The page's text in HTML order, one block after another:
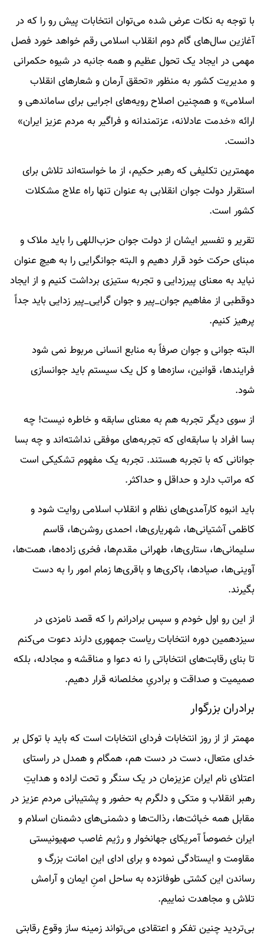
با توجه به نکات عرض شده می‌­توان انتخابات پیش رو را که در
آغازین سال­‌های گام دوم انقلاب اسلامی رقم خواهد خورد فصل
مهمی در ایجاد یک تحول عظیم و همه جانبه در شیوه حکمرانی
و مدیریت کشور به منظور «تحقق آرمان و شعارهای انقلاب
اسلامی» و همچنین اصلاح رویه­‌های اجرایی برای ساماندهی و
ارائه «خدمت عادلانه، عزتمندانه و فراگیر به مردم عزیز ایران»
دانست.
مهمترین تکلیفی که رهبر حکیم، از ما خواسته­‌اند تلاش برای
استقرار دولت جوان انقلابی به عنوان تنها راه علاج مشکلات
کشور است.
تقریر و تفسیر ایشان از دولت جوان حزب‌اللهی را باید ملاک و
مبنای حرکت خود قرار دهیم و البته جوانگرایی را به هیچ عنوان
نباید به معنای پیر­زدایی و تجربه ستیزی برداشت کنیم و از ایجاد
دوقطبی از مفاهیم جوان_پیر و جوان گرایی_پیر زدایی باید جداً
پرهیز کنیم.
البته جوانی و جوان صرفاً به منابع انسانی مربوط نمی شود
فرایندها، قوانین، سازه­‌ها و کل یک سیستم باید جوانسازی
شود.
از سوی دیگر تجربه هم به معنای سابقه و خاطره نیست! چه
بسا افراد با سابقه‌ای که تجربه‌های موفقی نداشته‌اند و چه بسا
جوانانی که با تجربه هستند. تجربه یک مفهوم تشکیکی است
که مراتب دارد و حداقل و حداکثر.
باید انبوه کارآمدی­‌های نظام و انقلاب اسلامی روایت شود و
کاظمی آشتیانی‌­ها، شهریاری­‌ها، احمدی روشن­‌ها، قاسم
سلیمانی‌­ها، ستاری‌­ها، طهرانی مقدم‌­ها، فخری زاده­‌ها، همت­‌ها،
آوینی‌­ها، صیادها، باکری‌ها و باقری‌­ها زمام امور را به دست
بگیرند.
از این رو اول خودم و سپس برادرانم را که قصد نامزدی در
سیزدهمین دوره انتخابات ریاست جمهوری دارند دعوت می­‌کنم
تا بنای رقابت‌های انتخاباتی را نه دعوا و مناقشه و مجادله، بلکه
صمیمیت و صداقت و برادریِ مخلصانه قرار دهیم.
برادران بزرگوار
مهمتر از از روز انتخابات فردای انتخابات است که باید با توکل بر
خدای متعال، دست در دست هم، همگام و همدل در راستای
اعتلای نام ایران عزیزمان در یک سنگر و تحت اراده و هدایتِ
رهبر انقلاب و متکی و دلگرم به حضور و پشتیبانی مردم عزیز در
مقابل همه خباثت­‌ها، رذالت‌­ها و دشمنی‌­های دشمنان اسلام و
ایران خصوصاً آمریکای جهانخوار و رژیم غاصب صهیونیستی
مقاومت و ایستادگی نموده و برای ادای این امانت بزرگ و
رساندن این کشتی طوفان­زده به ساحل امنِ ایمان و آرامش
تلاش و مجاهدت نماییم.
بی‌­تردید چنین تفکر و اعتقادی می­‌تواند زمینه ساز وقوع رقابتی